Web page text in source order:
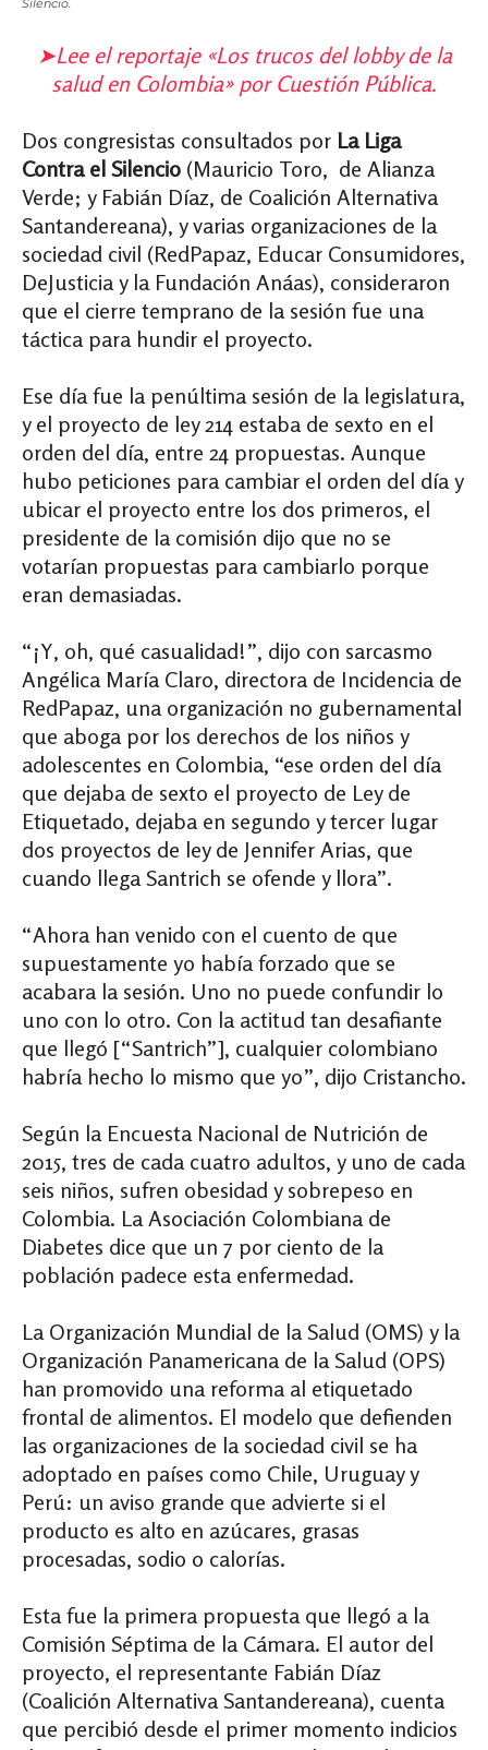
Silencio.
➤Lee el reportaje «Los trucos del lobby de la
salud en Colombia» por Cuestión Pública.
Dos congresistas consultados por La Liga
Contra el Silencio (Mauricio Toro, de Alianza
Verde; y Fabián Díaz, de Coalición Alternativa
Santandereana), y varias organizaciones de la
sociedad civil (RedPapaz, Educar Consumidores,
DeJusticia y la Fundación Anáas), consideraron
que el cierre temprano de la sesión fue una
táctica para hundir el proyecto.
Ese día fue la penúltima sesión de la legislatura,
y el proyecto de ley 214 estaba de sexto en el
orden del día, entre 24 propuestas. Aunque
hubo peticiones para cambiar el orden del día y
ubicar el proyecto entre los dos primeros, el
presidente de la comisión dijo que no se
votarían propuestas para cambiarlo porque
eran demasiadas.
“¡Y, oh, qué casualidad!”, dijo con sarcasmo
Angélica María Claro, directora de Incidencia de
RedPapaz, una organización no gubernamental
que aboga por los derechos de los niños y
adolescentes en Colombia, “ese orden del día
que dejaba de sexto el proyecto de Ley de
Etiquetado, dejaba en segundo y tercer lugar
dos proyectos de ley de Jennifer Arias, que
cuando llega Santrich se ofende y llora”.
“Ahora han venido con el cuento de que
supuestamente yo había forzado que se
acabara la sesión. Uno no puede confundir lo
uno con lo otro. Con la actitud tan desafiante
que llegó [“Santrich”], cualquier colombiano
habría hecho lo mismo que yo”, dijo Cristancho.
Según la Encuesta Nacional de Nutrición de
2015, tres de cada cuatro adultos, y uno de cada
seis niños, sufren obesidad y sobrepeso en
Colombia. La Asociación Colombiana de
Diabetes dice que un 7 por ciento de la
población padece esta enfermedad.
La Organización Mundial de la Salud (OMS) y la
Organización Panamericana de la Salud (OPS)
han promovido una reforma al etiquetado
frontal de alimentos. El modelo que defienden
las organizaciones de la sociedad civil se ha
adoptado en países como Chile, Uruguay y
Perú: un aviso grande que advierte si el
producto es alto en azúcares, grasas
procesadas, sodio o calorías.
Esta fue la primera propuesta que llegó a la
Comisión Séptima de la Cámara. El autor del
proyecto, el representante Fabián Díaz
(Coalición Alternativa Santandereana), cuenta
que percibió desde el primer momento indicios